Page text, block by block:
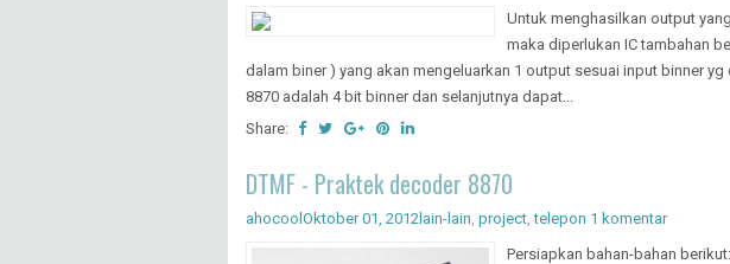
Untuk menghasilkan output
maka diperlukan IC tambahan
dalam biner ) yang akan mengeluarkan 1 output sesuai input binner
8870 adalah 4 bit binner dan selanjutnya dapat...
Share:
DTMF - Praktek decoder 8870
ahocoolOktober 01, 2012lain-lain project ,telepon 1 komentar
Persiapkan bahan-bahan